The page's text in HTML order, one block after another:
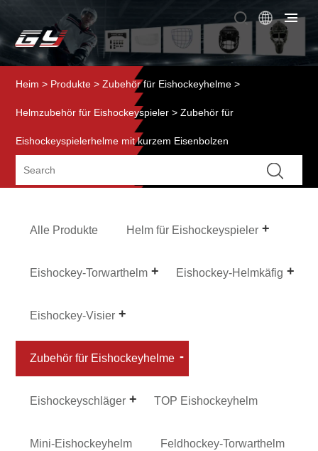
Heim > Produkte >Zubehör für Eishockeyhelme >
Helmzubehör für Eishockeyspieler > Zubehör für
Eishockeyspielerhelme mit kurzem Eisenbolzen
Alle Produkte Helm für Eishockeyspieler
Eishockey-Torwarthelm Eishockey-Helmkäfig
Eishockey-Visier
Zubehör für Eishockeyhelme
Eishockeyschläger TOP Eishockeyhelm
Mini-Eishockeyhelm Feldhockey-Torwarthelm